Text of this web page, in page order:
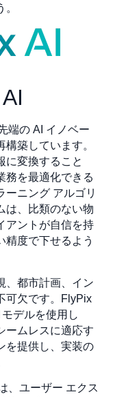
端の AI イノベー
築しています。
に変換すること
務を最適化できる
ーニング アルゴリ
は、比類のない物
アントが自信を持
精度で下せるよう
、都市計画、イン
可欠です。FlyPix
デルを使用し
ームレスに適応す
を提供し、実装の
、ユーザー エクス